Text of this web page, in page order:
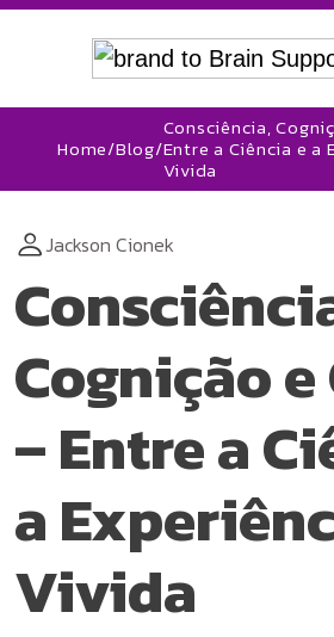
Home/Blog/
Consciência,
Entre a Ciência e a
Vivida
Jackson Cionek
Cognição
– Entre a
a
Vivida